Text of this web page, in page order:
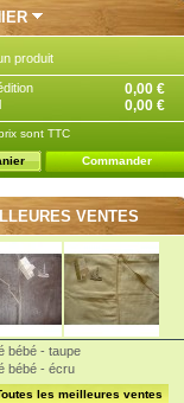
produit
0,00 €
0,00 €
sont TTC
Commander
VENTES
bébé - taupe
bébé - écru
les meilleures ventes